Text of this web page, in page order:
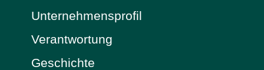
Unternehmensprofil
Verantwortung
Geschichte